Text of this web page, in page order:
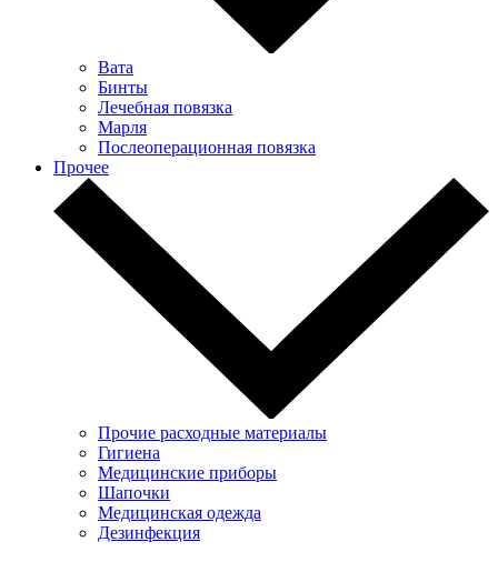
Вата
Бинты
Лечебная повязка
Марля
Послеоперационная повязка
Прочее
Прочие расходные материалы
Гигиена
Медицинские приборы
Шапочки
Медицинская одежда
Дезинфекция